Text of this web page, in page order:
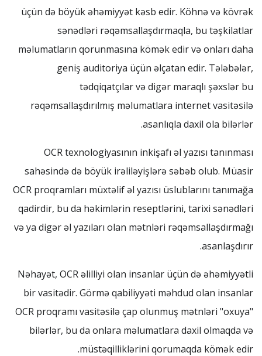
üçün də böyük əhəmiyyət kəsb edir. Köhnə və kövrək
sənədləri rəqəmsallaşdırmaqla, bu təşkilatlar
məlumatların qorunmasına kömək edir və onları daha
geniş auditoriya üçün əlçatan edir. Tələbələr,
tədqiqatçılar və digər maraqlı şəxslər bu
rəqəmsallaşdırılmış məlumatlara internet vasitəsilə
asanlıqla daxil ola bilərlər.
OCR texnologiyasının inkişafı əl yazısı tanınması
sahəsində də böyük irəliləyişlərə səbəb olub. Müasir
OCR proqramları müxtəlif əl yazısı üslublarını tanımağa
qadirdir, bu da həkimlərin reseptlərini, tarixi sənədləri
və ya digər əl yazıları olan mətnləri rəqəmsallaşdırmağı
asanlaşdırır.
Nəhayət, OCR əlilliyi olan insanlar üçün də əhəmiyyətli
bir vasitədir. Görmə qabiliyyəti məhdud olan insanlar
OCR proqramı vasitəsilə çap olunmuş mətnləri "oxuya"
bilərlər, bu da onlara məlumatlara daxil olmaqda və
müstəqilliklərini qorumaqda kömək edir.